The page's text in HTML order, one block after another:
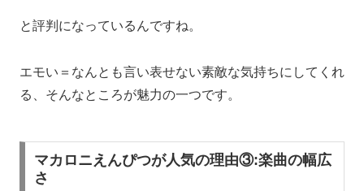
と評判になっているんですね。
エモい＝なんとも言い表せない素敵な気持ちにしてくれ
る、そんなところが魅力の一つです。
マカロニえんぴつが人気の理由③:楽曲の幅広
さ